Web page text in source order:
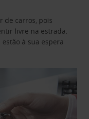
de carros, pois
livre na estrada.
à sua espera